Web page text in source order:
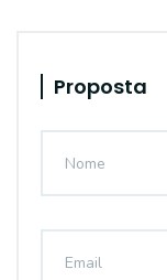
Proposta